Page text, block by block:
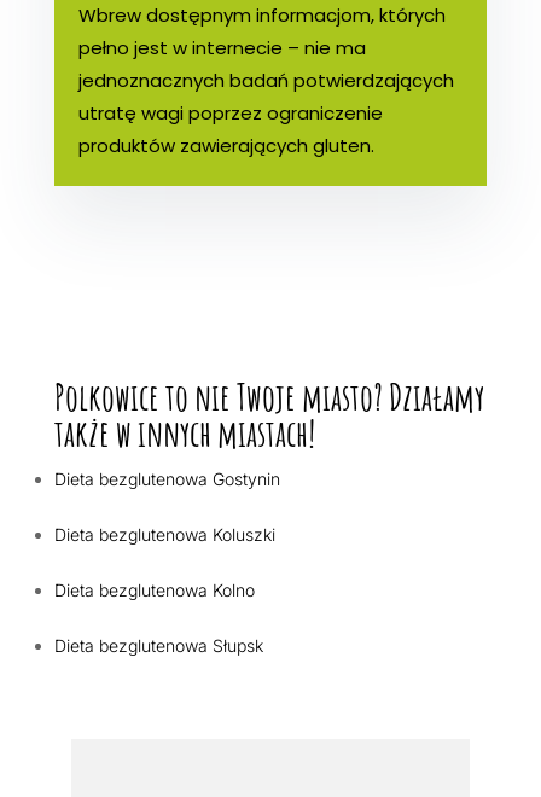
Wbrew dostępnym informacjom, których
pełno jest w internecie – nie ma
jednoznacznych badań potwierdzających
utratę wagi poprzez ograniczenie
produktów zawierających gluten.
Polkowice to nie Twoje miasto? Działamy
także w innych miastach!
Dieta bezglutenowa Gostynin
Dieta bezglutenowa Koluszki
Dieta bezglutenowa Kolno
Dieta bezglutenowa Słupsk